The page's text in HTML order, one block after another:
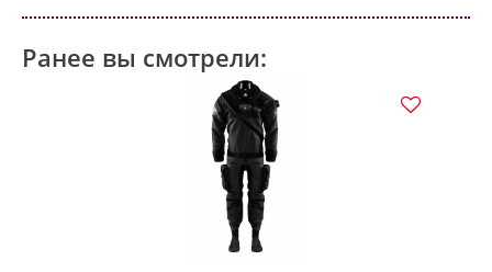
Ранее вы смотрели: